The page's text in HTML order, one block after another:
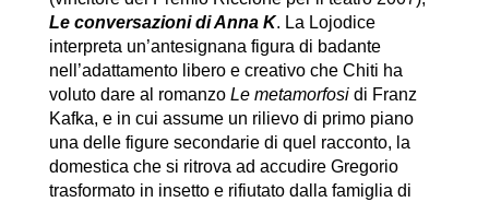
Le conversazioni di Anna K. La Lojodice
interpreta un’antesignana figura di badante
nell’adattamento libero e creativo che Chiti ha
voluto dare al romanzo Le metamorfosidi Franz
Kafka, e in cui assume un rilievo di primo piano
una delle figure secondarie di quel racconto, la
domestica che si ritrova ad accudire Gregorio
trasformato in insetto e rifiutato dalla famiglia di